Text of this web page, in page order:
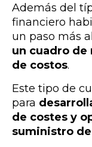
Además del
financiero
un paso más
un cuadro de
de costos.
Este tipo de
para
de costes y
suministro